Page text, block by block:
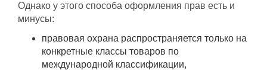
Однако у этого способа оформления прав есть и
минусы:
правовая охрана распространяется только на
конкретные классы товаров по
международной классификации,